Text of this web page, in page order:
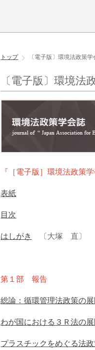
トップ 〔電子版〕環境法政策
〔電子版〕環境
『［電子版］環境法政
表紙
目次
はしがき 〔大塚 直〕
第１部 報告
総論：循環管理法政策の
わが国における３Ｒ法の展
プラスチックをめぐる法